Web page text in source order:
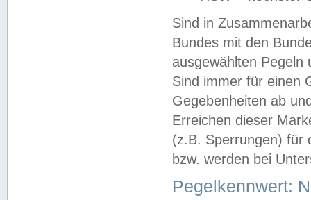
Sind in
Bundes mit den
ausgewählten
Sind immer für einen
Gegebenheiten ab
Erreichen dieser
(z.B. Sperrungen) für
bzw. werden bei
Pegelkennwert: